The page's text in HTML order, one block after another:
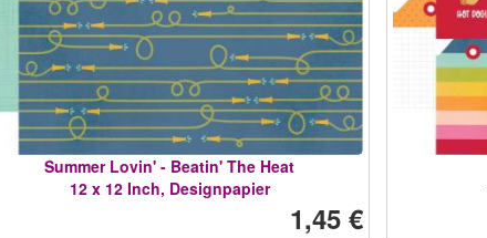
Summer Lovin' - Beatin' The Heat
12 x 12 Inch, Designpapier
1,45 €